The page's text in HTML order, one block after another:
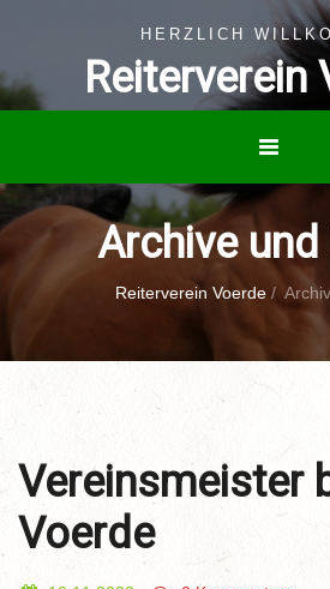
HERZLICH
Reiterverein
Archive
Reiterverein Voerde /
Vereinsmeister
Voerde